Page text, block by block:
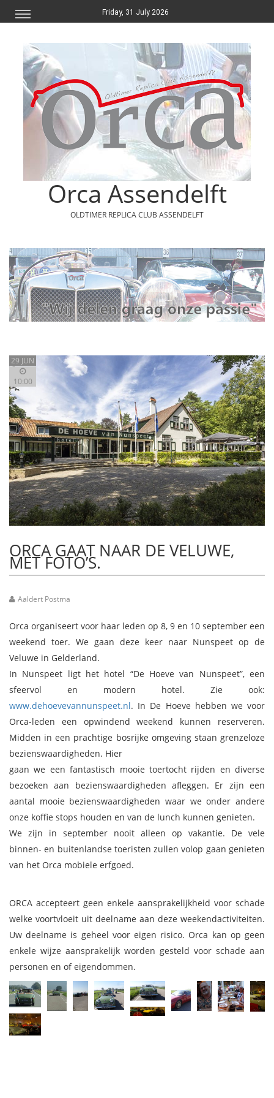
Friday, 31 July 2026
Orca Assendelft
OLDTIMER REPLICA CLUB ASSENDELFT
29 JUN
10:00
ORCA GAAT NAAR DE VELUWE,
MET FOTO’S.
Aaldert Postma
Orca organiseert voor haar leden op 8, 9 en 10 september een
weekend toer. We gaan deze keer naar Nunspeet op de
Veluwe in Gelderland.
In Nunspeet ligt het hotel “De Hoeve van Nunspeet”, een
sfeervol en modern hotel. Zie ook:
www.dehoevevannunspeet.nl. In De Hoeve hebben we voor
Orca-leden een opwindend weekend kunnen reserveren.
Midden in een prachtige bosrijke omgeving staan grenzeloze
bezienswaardigheden. Hier
gaan we een fantastisch mooie toertocht rijden en diverse
bezoeken aan bezienswaardigheden afleggen. Er zijn een
aantal mooie bezienswaardigheden waar we onder andere
onze koffie stops houden en van de lunch kunnen genieten.
We zijn in september nooit alleen op vakantie. De vele
binnen- en buitenlandse toeristen zullen volop gaan genieten
van het Orca mobiele erfgoed.
ORCA accepteert geen enkele aansprakelijkheid voor schade
welke voortvloeit uit deelname aan deze weekendactiviteiten.
Uw deelname is geheel voor eigen risico. Orca kan op geen
enkele wijze aansprakelijk worden gesteld voor schade aan
personen en of eigendommen.